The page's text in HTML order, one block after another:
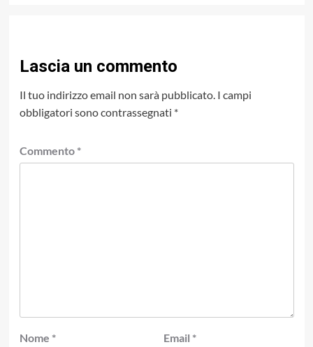
Lascia un commento
Il tuo indirizzo email non sarà pubblicato. I campi
obbligatori sono contrassegnati *
Commento *
Nome * Email *